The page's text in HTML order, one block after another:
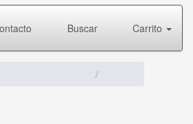
Buscar Carrito